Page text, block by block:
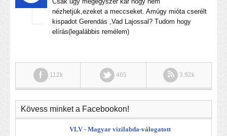
nézhetjük,ezeket a meccseket. Amúgy mióta cserélt
kispadot Gerendás ,Vad Lajossal? Tudom hogy
elírás(legalábbis remélem)
112k 465 3.92k
Kövess minket a Facebookon!
VLV - Magyar vízilabda-válogatott